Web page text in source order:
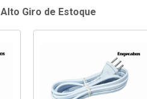
Alto Giro de Estoque